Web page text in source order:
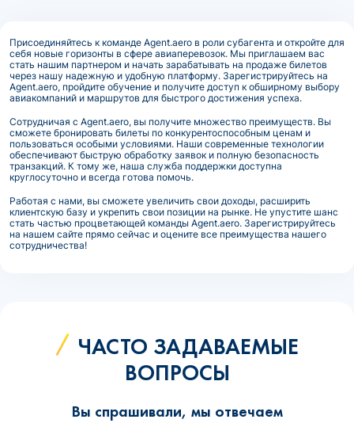
Присоединяйтесь к команде Agent.aero в роли субагента и откройте для
себя новые горизонты в сфере авиаперевозок. Мы приглашаем вас
стать нашим партнером и начать зарабатывать на продаже билетов
через нашу надежную и удобную платформу. Зарегистрируйтесь на
Agent.aero, пройдите обучение и получите доступ к обширному выбору
авиакомпаний и маршрутов для быстрого достижения успеха.
Сотрудничая с Agent.aero, вы получите множество преимуществ. Вы
сможете бронировать билеты по конкурентоспособным ценам и
пользоваться особыми условиями. Наши современные технологии
обеспечивают быструю обработку заявок и полную безопасность
транзакций. К тому же, наша служба поддержки доступна
круглосуточно и всегда готова помочь.
Работая с нами, вы сможете увеличить свои доходы, расширить
клиентскую базу и укрепить свои позиции на рынке. Не упустите шанс
стать частью процветающей команды Agent.aero. Зарегистрируйтесь
на нашем сайте прямо сейчас и оцените все преимущества нашего
сотрудничества!
ЧАСТО ЗАДАВАЕМЫЕ
ВОПРОСЫ
Вы спрашивали, мы отвечаем